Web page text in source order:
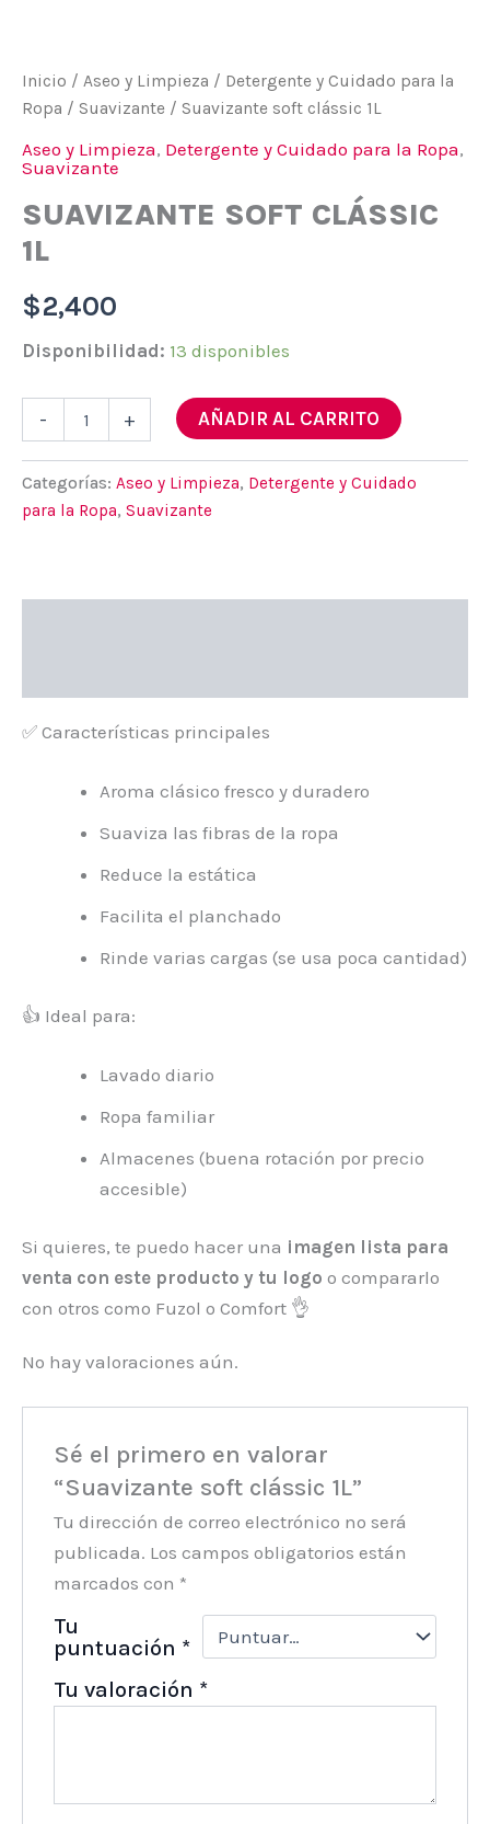
Inicio / Aseo y Limpieza / Detergente y Cuidado para la
Ropa / Suavizante / Suavizante soft clássic 1L
Aseo y Limpieza, Detergente y Cuidado para la Ropa,
Suavizante
SUAVIZANTE SOFT CLÁSSIC
1L
$2,400
Disponibilidad: 13 disponibles
-
1L
cantidad
+ AÑADIR AL CARRITO
Categorías: Aseo y Limpieza, Detergente y Cuidado
para la Ropa, Suavizante
✅ Características principales
Aroma clásico fresco y duradero
Suaviza las fibras de la ropa
Reduce la estática
Facilita el planchado
Rinde varias cargas (se usa poca cantidad)
👍 Ideal para:
Lavado diario
Ropa familiar
Almacenes (buena rotación por precio
accesible)
Si quieres, te puedo hacer una imagen lista para
venta con este producto y tu logo o compararlo
con otros como Fuzol o Comfort 👌
No hay valoraciones aún.
Sé el primero en valorar
“Suavizante soft clássic 1L”
Tu dirección de correo electrónico no será
publicada. Los campos obligatorios están
marcados con *
Tu
puntuación *
Tu valoración *